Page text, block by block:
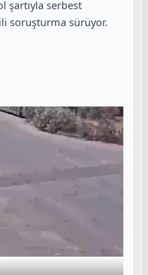
şartıyla serbest
soruşturma sürüyor.